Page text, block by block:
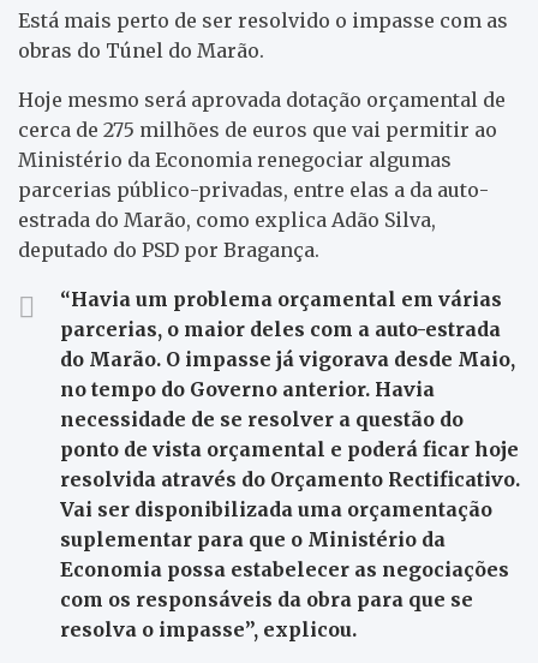
Está mais perto de ser resolvido o impasse com as
obras do Túnel do Marão.
Hoje mesmo será aprovada dotação orçamental de
cerca de 275 milhões de euros que vai permitir ao
Ministério da Economia renegociar algumas
parcerias público-privadas, entre elas a da auto-
estrada do Marão, como explica Adão Silva,
deputado do PSD por Bragança.
“Havia um problema orçamental em várias
parcerias, o maior deles com a auto-estrada
do Marão. O impasse já vigorava desde Maio,
no tempo do Governo anterior. Havia
necessidade de se resolver a questão do
ponto de vista orçamental e poderá ficar hoje
resolvida através do Orçamento Rectificativo.
Vai ser disponibilizada uma orçamentação
suplementar para que o Ministério da
Economia possa estabelecer as negociações
com os responsáveis da obra para que se
resolva o impasse”, explicou.